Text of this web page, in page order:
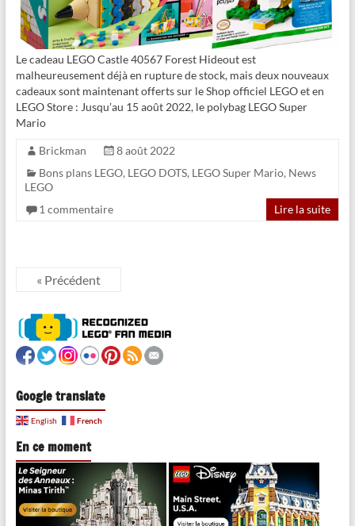
Le cadeau LEGO Castle 40567 Forest Hideout est
malheureusement déjà en rupture de stock, mais deux nouveaux
cadeaux sont maintenant offerts sur le Shop officiel LEGO et en
LEGO Store : Jusqu’au 15 août 2022, le polybag LEGO Super
Mario
Brickman
8 août 2022
Bons plans LEGO, LEGO DOTS, LEGO Super Mario, News
LEGO
1 commentaire
Lire la suite
« Précédent
Google translate
English French
En ce moment